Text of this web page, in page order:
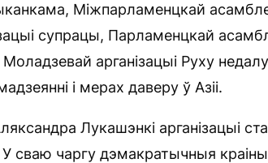
Міжпарламенцкай
супрацы, Парламенцкай
арганізацыі Руху
і мерах даверу ў Азіі.
Лукашэнкі арганізацыі
чаргу дэмакратычныя краіны і